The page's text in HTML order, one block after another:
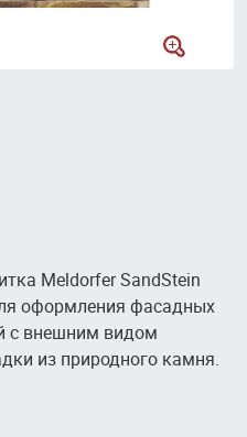
Meldorfer SandStein
оформления фасадных
с внешним видом
из природного камня.